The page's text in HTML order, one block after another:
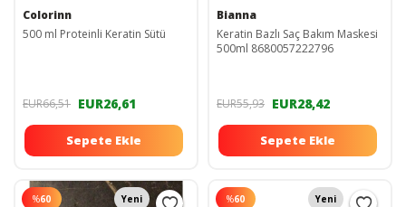
Colorinn
500 ml Proteinli Keratin Sütü
EUR66,51 EUR26,61
Sepete Ekle
Bianna
Keratin Bazlı Saç Bakım Maskesi
500ml 8680057222796
EUR55,93 EUR28,42
Sepete Ekle
%60 Yeni %60 Yeni